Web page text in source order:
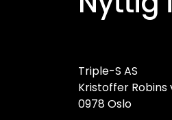
Triple-S AS
Kristoffer Robins
0978 Oslo